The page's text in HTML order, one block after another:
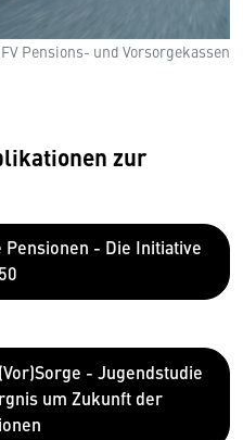
Pensions- und Vorsorgekassen
zur
- Die Initiative
- Jugendstudie
um Zukunft der